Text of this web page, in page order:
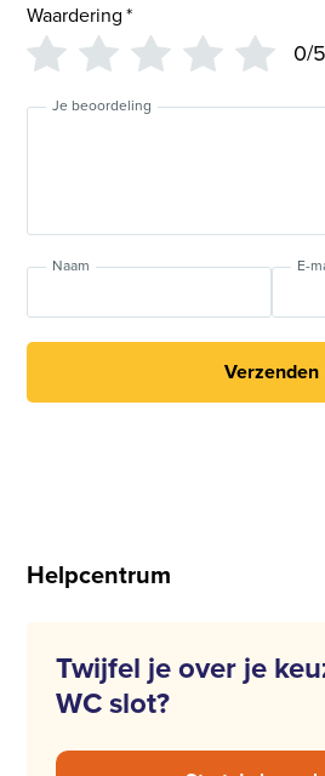
Waardering*
0/5
Je beoordeling
Naam E-
Verzenden
Helpcentrum
Twijfel je over je
WC slot?